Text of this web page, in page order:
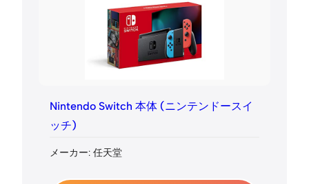
Nintendo Switch 本体 (ニンテンドースイ
ッチ)
メーカー: 任天堂